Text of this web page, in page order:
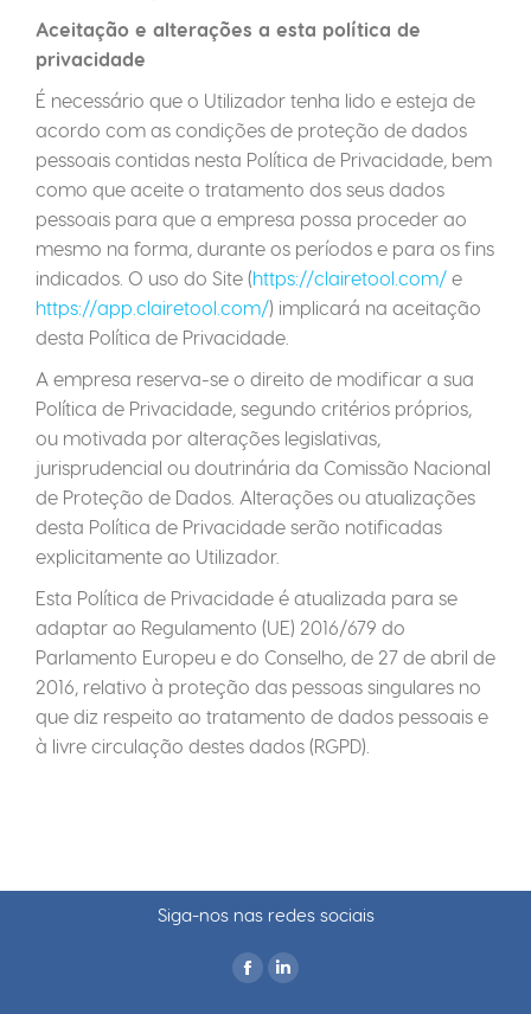
Aceitação e alterações a esta política de
privacidade
É necessário que o Utilizador tenha lido e esteja de
acordo com as condições de proteção de dados
pessoais contidas nesta Política de Privacidade, bem
como que aceite o tratamento dos seus dados
pessoais para que a empresa possa proceder ao
mesmo na forma, durante os períodos e para os fins
indicados. O uso do Site (https://clairetool.com/ e
https://app.clairetool.com/) implicará na aceitação
desta Política de Privacidade.
A empresa reserva-se o direito de modificar a sua
Política de Privacidade, segundo critérios próprios,
ou motivada por alterações legislativas,
jurisprudencial ou doutrinária da Comissão Nacional
de Proteção de Dados. Alterações ou atualizações
desta Política de Privacidade serão notificadas
explicitamente ao Utilizador.
Esta Política de Privacidade é atualizada para se
adaptar ao Regulamento (UE) 2016/679 do
Parlamento Europeu e do Conselho, de 27 de abril de
2016, relativo à proteção das pessoas singulares no
que diz respeito ao tratamento de dados pessoais e
à livre circulação destes dados (RGPD).
Siga-nos nas redes sociais